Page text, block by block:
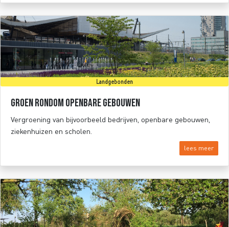
Landgebonden
Groen rondom openbare gebouwen
Vergroening van bijvoorbeeld bedrijven, openbare gebouwen,
ziekenhuizen en scholen.
lees meer